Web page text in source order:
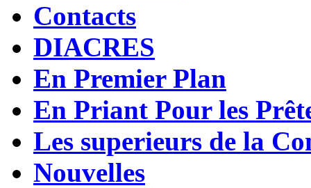
Contacts
DIACRES
En Premier Plan
En Priant Pour les
Les superieurs de la
Nouvelles